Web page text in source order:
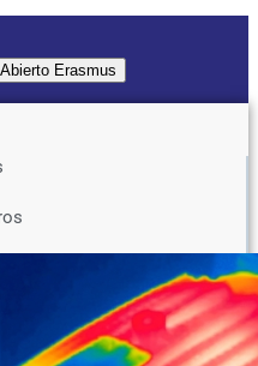
Abierto Erasmus